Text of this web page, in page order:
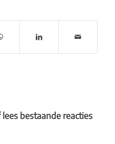
bestaande reacties